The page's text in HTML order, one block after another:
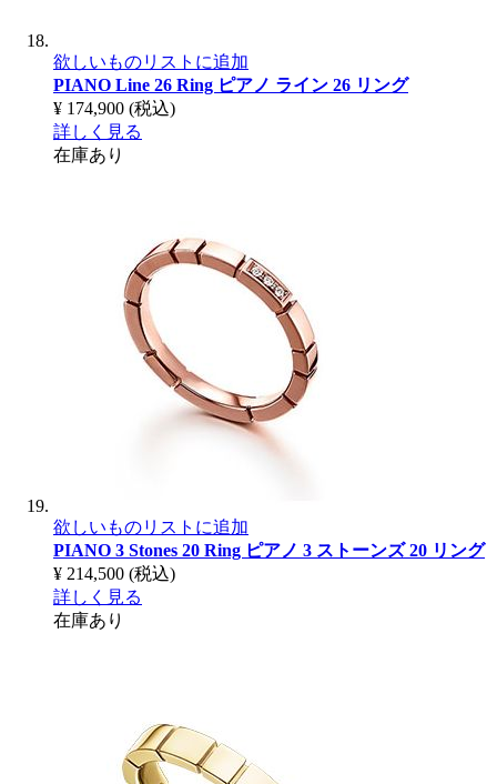
欲しいものリストに追加
PIANO Line 26 Ring ピアノ ライン 26 リング
¥ 174,900 (税込)
詳しく見る
在庫あり
欲しいものリストに追加
PIANO 3 Stones 20 Ring ピアノ 3 ストーンズ 20 リング
¥ 214,500 (税込)
詳しく見る
在庫あり